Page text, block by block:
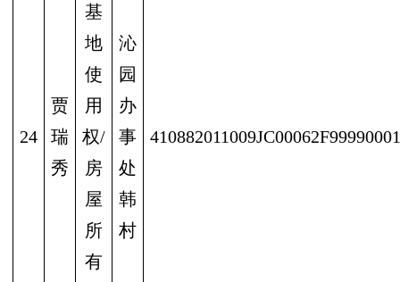
24
贾
瑞
秀
基
地
使
用
权/
房
屋
所
有
沁
园
办
事
处
韩
村
410882011009JC00062F99990001